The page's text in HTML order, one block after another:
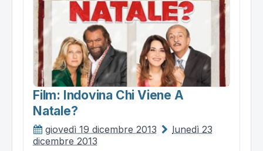
Film: Indovina Chi Viene A
Natale?
giovedì 19 dicembre 2013
lunedì 23
dicembre 2013